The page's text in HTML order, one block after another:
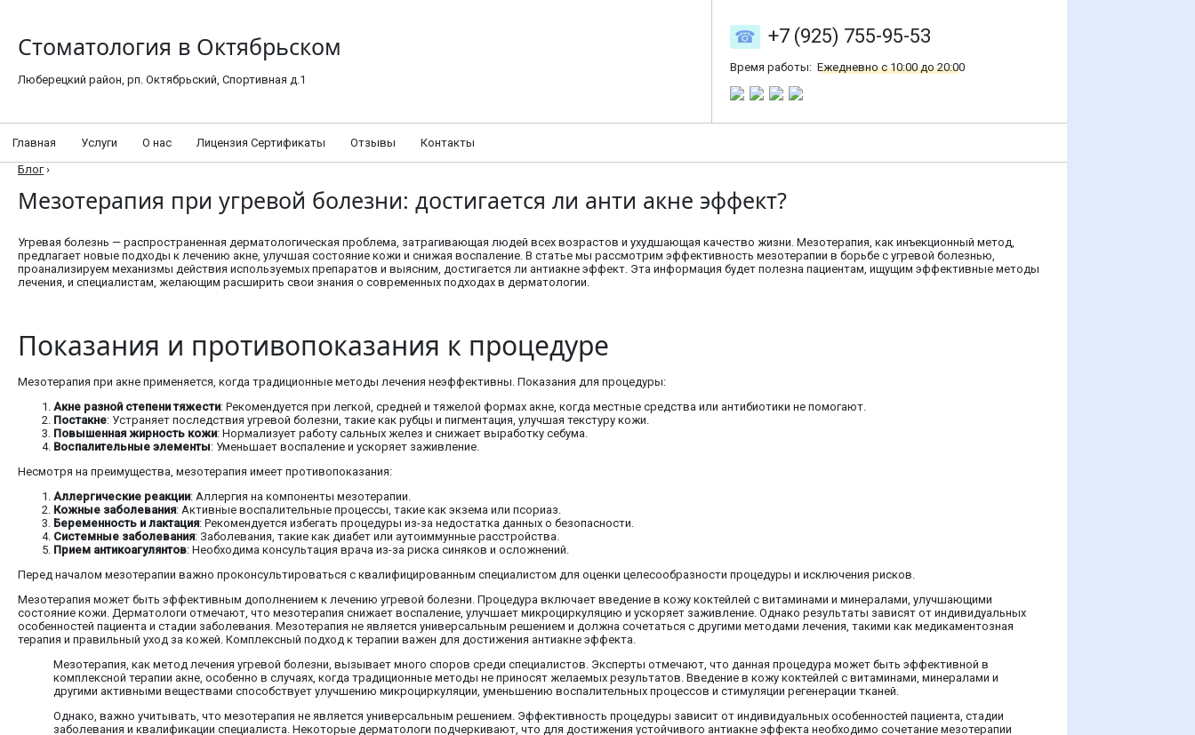
Стоматология в Октябрьском
Люберецкий район, рп. Октябрьский, Спортивная д.1
+7 (925) 755-95-53
Время работы: Ежедневно с 10:00 до 20:00
Главная Услуги О нас Лицензия Сертификаты Отзывы
Контакты
Блог ›
Мезотерапия при угревой болезни: достигается ли анти акне эффект?
Угревая болезнь — распространенная дерматологическая проблема, затрагивающая людей всех возрастов и ухудшающая качество жизни. Мезотерапия, как инъекционный метод,
предлагает новые подходы к лечению акне, улучшая состояние кожи и снижая воспаление. В статье мы рассмотрим эффективность мезотерапии в борьбе с угревой болезнью,
проанализируем механизмы действия используемых препаратов и выясним, достигается ли антиакне эффект. Эта информация будет полезна пациентам, ищущим эффективные методы
лечения, и специалистам, желающим расширить свои знания о современных подходах в дерматологии.
Показания и противопоказания к процедуре
Мезотерапия при акне применяется, когда традиционные методы лечения неэффективны. Показания для процедуры:
Акне разной степени тяжести: Рекомендуется при легкой, средней и тяжелой формах акне, когда местные средства или антибиотики не помогают.
Постакне: Устраняет последствия угревой болезни, такие как рубцы и пигментация, улучшая текстуру кожи.
Повышенная жирность кожи: Нормализует работу сальных желез и снижает выработку себума.
Воспалительные элементы: Уменьшает воспаление и ускоряет заживление.
Несмотря на преимущества, мезотерапия имеет противопоказания:
Аллергические реакции: Аллергия на компоненты мезотерапии.
Кожные заболевания: Активные воспалительные процессы, такие как экзема или псориаз.
Беременность и лактация: Рекомендуется избегать процедуры из-за недостатка данных о безопасности.
Системные заболевания: Заболевания, такие как диабет или аутоиммунные расстройства.
Прием антикоагулянтов: Необходима консультация врача из-за риска синяков и осложнений.
Перед началом мезотерапии важно проконсультироваться с квалифицированным специалистом для оценки целесообразности процедуры и исключения рисков.
Мезотерапия может быть эффективным дополнением к лечению угревой болезни. Процедура включает введение в кожу коктейлей с витаминами и минералами, улучшающими
состояние кожи. Дерматологи отмечают, что мезотерапия снижает воспаление, улучшает микроциркуляцию и ускоряет заживление. Однако результаты зависят от индивидуальных
особенностей пациента и стадии заболевания. Мезотерапия не является универсальным решением и должна сочетаться с другими методами лечения, такими как медикаментозная
терапия и правильный уход за кожей. Комплексный подход к терапии важен для достижения антиакне эффекта.
Мезотерапия, как метод лечения угревой болезни, вызывает много споров среди специалистов. Эксперты отмечают, что данная процедура может быть эффективной в
комплексной терапии акне, особенно в случаях, когда традиционные методы не приносят желаемых результатов. Введение в кожу коктейлей с витаминами, минералами и
другими активными веществами способствует улучшению микроциркуляции, уменьшению воспалительных процессов и стимуляции регенерации тканей.
Однако, важно учитывать, что мезотерапия не является универсальным решением. Эффективность процедуры зависит от индивидуальных особенностей пациента, стадии
заболевания и квалификации специалиста. Некоторые дерматологи подчеркивают, что для достижения устойчивого антиакне эффекта необходимо сочетание мезотерапии